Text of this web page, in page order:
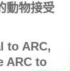
動物接受
to ARC,
ARC to